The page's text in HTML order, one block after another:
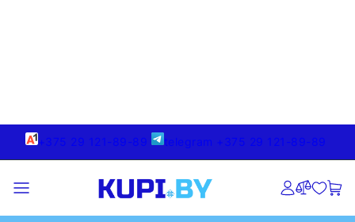
+375 29 121-89-89 telegram +375 29 121-89-89